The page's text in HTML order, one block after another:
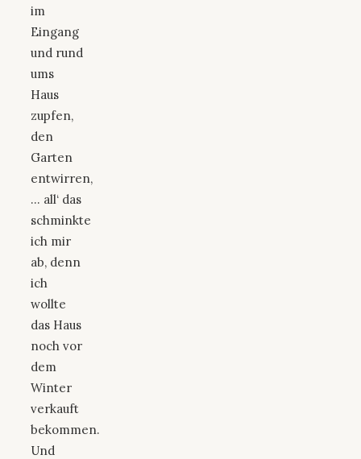
im
Eingang
und rund
ums
Haus
zupfen,
den
Garten
entwirren,
… all‘ das
schminkte
ich mir
ab, denn
ich
wollte
das Haus
noch vor
dem
Winter
verkauft
bekommen.
Und